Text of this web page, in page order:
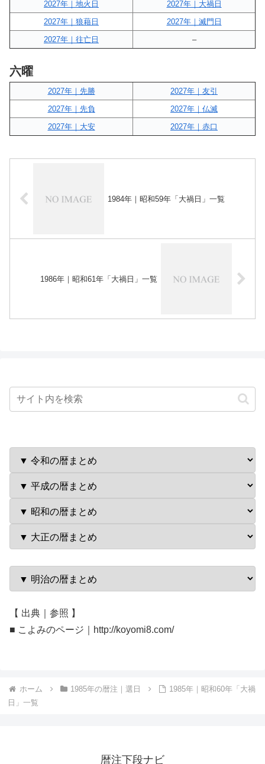
2027年｜地火日
2027年｜大禍日
2027年｜狼藉日
2027年｜滅門日
2027年｜往亡日
–
六曜
2027年｜先勝
2027年｜友引
2027年｜先負
2027年｜仏滅
2027年｜大安
2027年｜赤口
1984年｜昭和59年「大禍日」一覧
1986年｜昭和61年「大禍日」一覧
【 出典｜参照 】
■ こよみのページ｜http://koyomi8.com/
ホーム 1985年の暦注｜選日
1985年｜昭和60年「大禍
日」一覧
暦注下段ナビ